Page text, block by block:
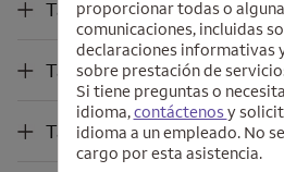
TarjetaChoice Privileges®
Tarjeta
Choice Privileges®
Select
Mastercard®
TarjetaChoice Privileges®
Tarjeta
Hotels.com®
Rewards Visa®Platinum
TarjetaHotels.com®
proporcionar todas o
comunicaciones, incluidas
declaraciones informativas
sobre prestación de
Si tiene preguntas o
idioma,contáctenosy
idioma a un empleado. No
cargo por esta asistencia.